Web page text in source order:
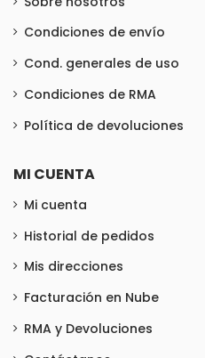
Condiciones de envío
Cond. generales de uso
Condiciones de RMA
Política de devoluciones
MI CUENTA
Mi cuenta
Historial de pedidos
Mis direcciones
Facturación en Nube
RMA y Devoluciones